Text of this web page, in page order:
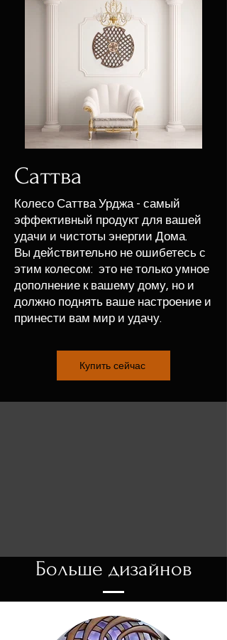
Саттва
Колесо Саттва Урджа - самый
эффективный продукт для вашей
удачи и чистоты энергии Дома.
Вы действительно не ошибетесь с
этим колесом: это не только умное
дополнение к вашему дому, но и
должно поднять ваше настроение и
принести вам мир и удачу.
Купить сейчас
Больше дизайнов